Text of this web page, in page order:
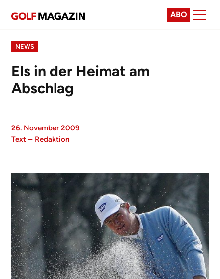
ABO
NEWS
Els in der Heimat am
Abschlag
26. November 2009
Text – Redaktion